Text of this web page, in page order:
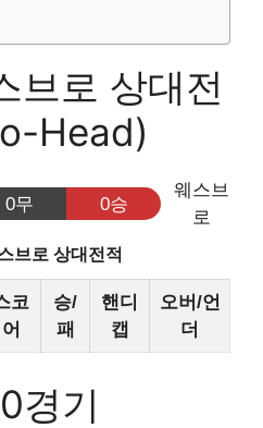
브로 상대전
Head)
0무 0승
웨스브
로
브로 상대전적
코
어
승/
패
핸디
캡
오버/언
더
경기